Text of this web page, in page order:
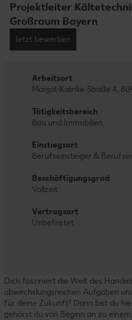
Projektleiter
Großraum Bayern
Jetzt bewerben
Arbeitsort
Margot-Kalinke-Straße 4,
Tätigkeitsbereich
Bau und Immobilien
Einstiegsart
Berufseinsteiger &
Beschäftigungsgrad
Vollzeit
Vertragsart
Unbefristet
Dich fasziniert die Welt des
abwechslungsreichen Aufgaben
für deine Zukunft? Dann bist du
gehörst du von Beginn an zu